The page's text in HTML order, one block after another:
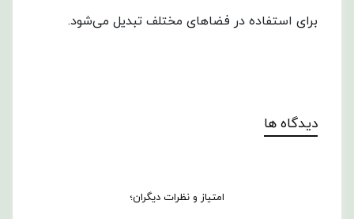
برای استفاده در فضاهای مختلف تبدیل می‌شود.
دیدگاه ها
امتیاز و نظرات دیگران؛